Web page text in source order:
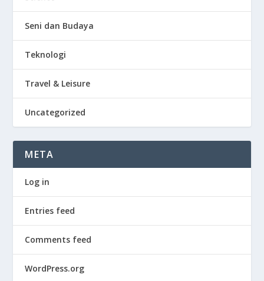
Seni dan Budaya
Teknologi
Travel & Leisure
Uncategorized
META
Log in
Entries feed
Comments feed
WordPress.org